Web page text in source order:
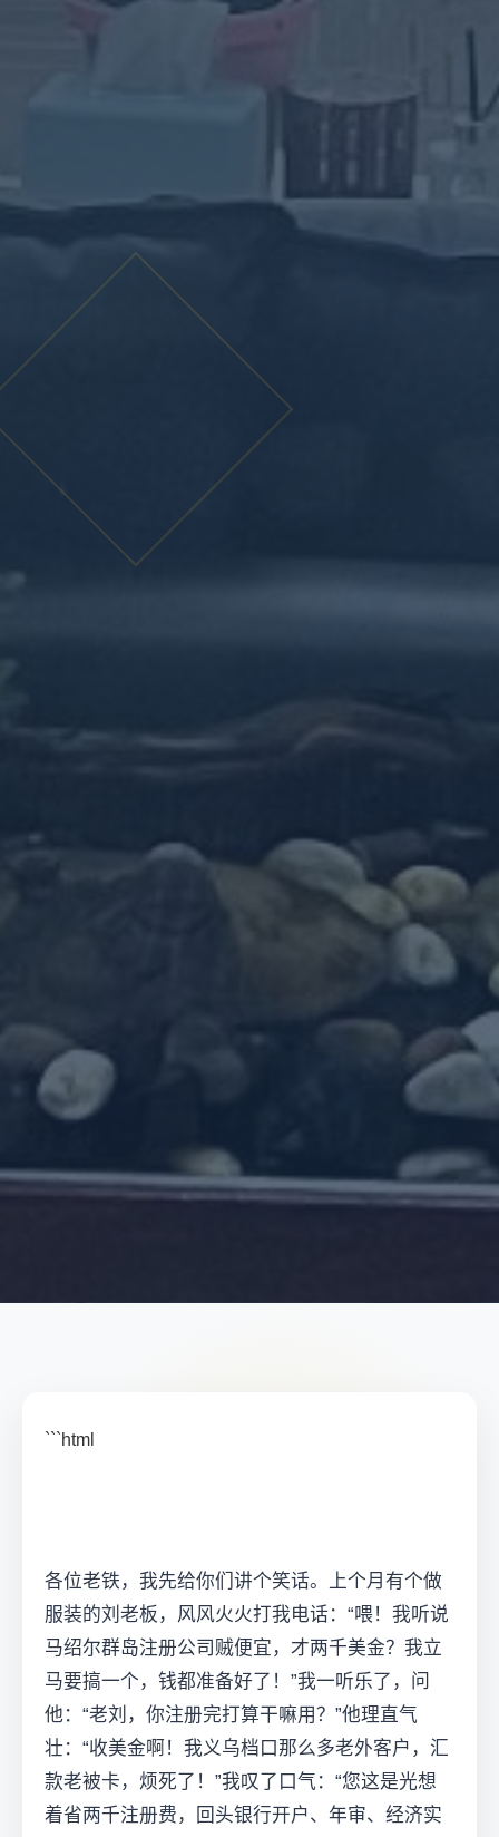
```html
各位老铁，我先给你们讲个笑话。上个月有个做
服装的刘老板，风风火火打我电话：“喂！我听说
马绍尔群岛注册公司贼便宜，才两千美金？我立
马要搞一个，钱都准备好了！”我一听乐了，问
他：“老刘，你注册完打算干嘛用？”他理直气
壮：“收美金啊！我义乌档口那么多老外客户，汇
款老被卡，烦死了！”我叹了口气：“您这是光想
着省两千注册费，回头银行开户、年审、经济实